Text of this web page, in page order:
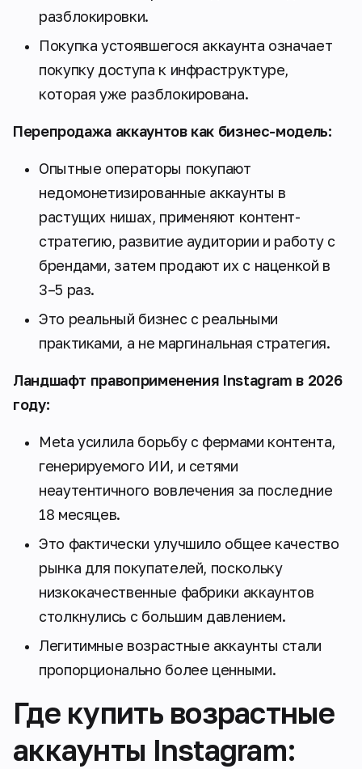
разблокировки.
Покупка устоявшегося аккаунта означает
покупку доступа к инфраструктуре,
которая уже разблокирована.
Перепродажа аккаунтов как бизнес-модель:
Опытные операторы покупают
недомонетизированные аккаунты в
растущих нишах, применяют контент-
стратегию, развитие аудитории и работу с
брендами, затем продают их с наценкой в
3–5 раз.
Это реальный бизнес с реальными
практиками, а не маргинальная стратегия.
Ландшафт правоприменения Instagram в 2026
году:
Meta усилила борьбу с фермами контента,
генерируемого ИИ, и сетями
неаутентичного вовлечения за последние
18 месяцев.
Это фактически улучшило общее качество
рынка для покупателей, поскольку
низкокачественные фабрики аккаунтов
столкнулись с большим давлением.
Легитимные возрастные аккаунты стали
пропорционально более ценными.
Где купить возрастные
аккаунты Instagram: